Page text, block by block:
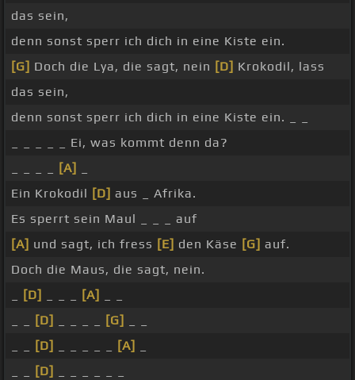
das sein,
denn sonst sperr ich dich in eine Kiste ein.
[G] Doch die Lya, die sagt, nein [D] Krokodil, lass
das sein,
denn sonst sperr ich dich in eine Kiste ein. _ _
_ _ _ _ _ Ei, was kommt denn da?
[A]
Ein Krokodil [D] aus _ Afrika.
Es sperrt sein Maul _ _ _ auf
[A] und sagt, ich fress [E] den Käse [G] auf.
Doch die Maus, die sagt, nein.
[D] [A]
[D] [G]
[D] [A]
[D]